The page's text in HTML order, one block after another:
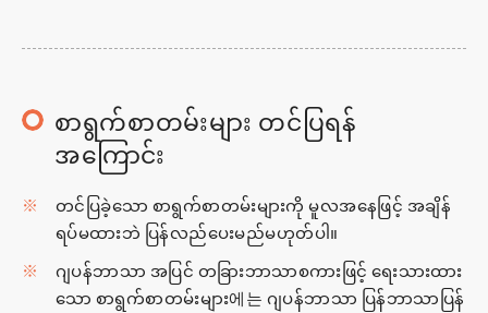
စာရွက်စာတမ်းများ တင်ပြရန်
အကြောင်း
တင်ပြခဲ့သော စာရွက်စာတမ်းများကို မူလအနေဖြင့် အချိန်
ရပ်မထားဘဲ ပြန်လည်ပေးမည်မဟုတ်ပါ။
ဂျပန်ဘာသာ အပြင် တခြားဘာသာစကားဖြင့် ရေးသားထား
သော စာရွက်စာတမ်းများ에는 ဂျပန်ဘာသာ ပြန်ဘာသာပြန်